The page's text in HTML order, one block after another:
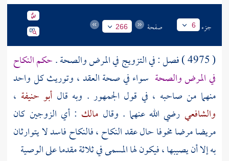
جزء 6 صفحة 266
( 4975 ) فصل : في التزويج في المرض والصحة .
حكم النكاح
في المرض والصحة سواء في صحة العقد ، وتوريث كل واحد
منهما من صاحبه ، في قول الجمهور . وبه قال أبو حنيفة ،
والشافعي رضي الله عنهما . وقال مالك : أي الزوجين كان
مريضا مرضا مخوفا حال عقد النكاح ، فالنكاح فاسد لا يتوارثان
به إلا أن يصيبها ، فيكون لها المسمى في ثلاثة مقدما على الوصية